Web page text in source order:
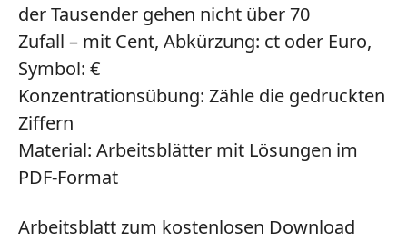
der Tausender gehen nicht über 70
Zufall – mit Cent, Abkürzung: ct oder Euro,
Symbol: €
Konzentrationsübung: Zähle die gedruckten
Ziffern
Material: Arbeitsblätter mit Lösungen im
PDF-Format
Arbeitsblatt zum kostenlosen Download